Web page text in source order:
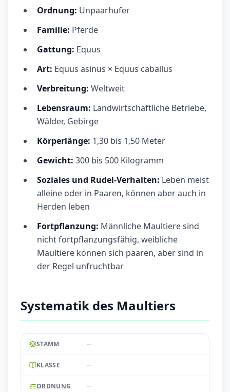
Ordnung: Unpaarhufer
Familie: Pferde
Gattung: Equus
Art: Equus asinus × Equus caballus
Verbreitung: Weltweit
Lebensraum: Landwirtschaftliche Betriebe,
Wälder, Gebirge
Körperlänge: 1,30 bis 1,50 Meter
Gewicht: 300 bis 500 Kilogramm
Soziales und Rudel-Verhalten: Leben meist
alleine oder in Paaren, können aber auch in
Herden leben
Fortpflanzung: Männliche Maultiere sind
nicht fortpflanzungsfähig, weibliche
Maultiere können sich paaren, aber sind in
der Regel unfruchtbar
Systematik des Maultiers
STAMM --
KLASSE --
ORDNUNG --